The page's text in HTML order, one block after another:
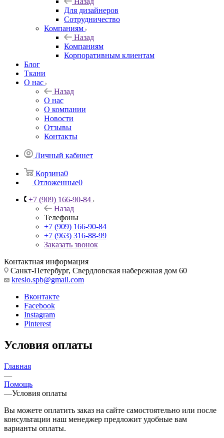
Для дизайнеров
Сотрудничество
Компаниям
Назад
Компаниям
Корпоративным клиентам
Блог
Ткани
О нас
Назад
О нас
О компании
Новости
Отзывы
Контакты
Личный кабинет
Корзина0
Отложенные0
+7 (909) 166-90-84
Назад
Телефоны
+7 (909) 166-90-84
+7 (963) 316-88-99
Заказать звонок
Контактная информация
Санкт-Петербург, Свердловская набережная дом 60
kreslo.spb@gmail.com
Вконтакте
Facebook
Instagram
Pinterest
Условия оплаты
Главная
—
Помощь
—Условия оплаты
Вы можете оплатить заказ на сайте самостоятельно или после
консультации наш менеджер предложит удобные вам
варианты оплаты.